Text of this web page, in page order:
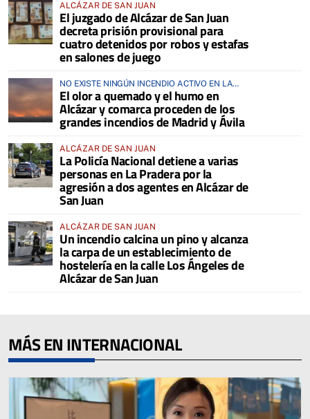
ALCÁZAR DE SAN JUAN
El juzgado de Alcázar de San Juan
decreta prisión provisional para
cuatro detenidos por robos y estafas
en salones de juego
NO EXISTE NINGÚN INCENDIO ACTIVO EN LA
COMARCA
El olor a quemado y el humo en
Alcázar y comarca proceden de los
grandes incendios de Madrid y Ávila
ALCÁZAR DE SAN JUAN
La Policía Nacional detiene a varias
personas en La Pradera por la
agresión a dos agentes en Alcázar de
San Juan
ALCÁZAR DE SAN JUAN
Un incendio calcina un pino y alcanza
la carpa de un establecimiento de
hostelería en la calle Los Ángeles de
Alcázar de San Juan
MÁS EN INTERNACIONAL